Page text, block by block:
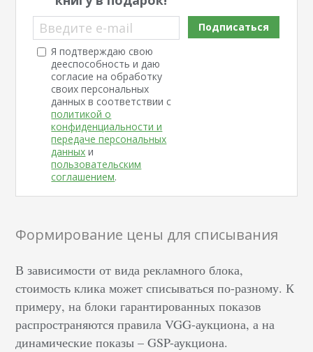
Введите e-mail
Я подтверждаю свою
дееспособность и даю
согласие на обработку
своих персональных
данных в соответствии с
политикой о
конфиденциальности и
передаче персональных
данных и
пользовательским
соглашением.
Подписаться
Формирование цены для списывания
В зависимости от вида рекламного блока,
стоимость клика может списываться по-разному. К
примеру, на блоки гарантированных показов
распространяются правила VGG-аукциона, а на
динамические показы – GSP-аукциона.